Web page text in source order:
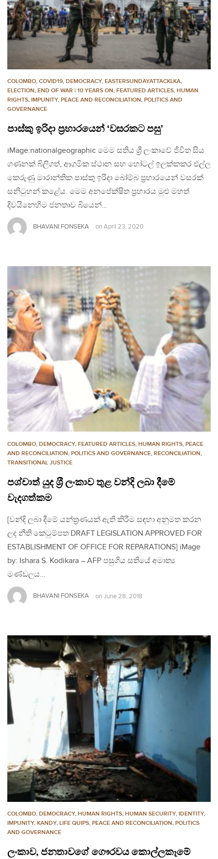
COLOMBO, COVID19, DEMOCRACY, EASTERSUNDAYATTACKLKA,
ELECTION, END OF WAR | 10 YEARS ON, FEATURED ARTICLES, HUMAN
RIGHTS, IMPUNITY, PEACE AND RECONCILIATION, POLITICS AND
GOVERNANCE
පාස්කු ඉරිදා ප්‍රහාරයෙන් ‘වසරකට පසු’
iMage:nationalgeographic මෙම සතිය ශ්‍රී ලංකාවේ ජීවිත සිය
ගණනක් බිලිගත්, ආගමික ස්ථාන සහ හෝටල් ඉලක්කකර එල්ල
කෙරුණු මාරාන්තික පාස්කු ඉරිදා බෝම්බ ප්‍රහාරයෙන් වසරක්
සනිටුහන් කළේය. මෙම අනපේක්ෂිත ප්‍රහාරය මුළු මහත්
දිවයිනෙහිම ජනතාව බියෙන්…
BHAVANI FONSEKA on April 23, 2020
COLOMBO, DEMOCRACY, FEATURED ARTICLES, HUMAN RIGHTS, PEACE
AND RECONCILIATION, POLITICS AND GOVERNANCE, RECONCILIATION,
TRANSITIONAL JUSTICE
පශ්චාත් යුද ශ‍්‍රී ලංකාව තුළ වන්දි ලබා දීමේ
වැදගත්කම
[වන්දි ලබා දීමේ යන්ත‍්‍රණයක් ඇති කිරීම සඳහා අනුමත කරන
ලද නීති කෙටුම්පත DRAFT LEGISLATION APPROVED FOR
ESTABLISHMENT OF OFFICE FOR REPARATIONS] iMage
by: Ishara S. Kodikara – AFP පසුගිය සතියේ අමාත්‍ය
මණ්ඩලය…
BHAVANI FONSEKA on June 28, 2018
COLOMBO, DEMOCRACY, HUMAN RIGHTS, HUMAN SECURITY, IDENTITY,
IMPUNITY, KANDY, LIFE QUIPS, PEACE AND RECONCILIATION, POLITICS
AND GOVERNANCE
ලංකාව, ජනතාවගේ ගෞරවය කොල්ලකෑමේ